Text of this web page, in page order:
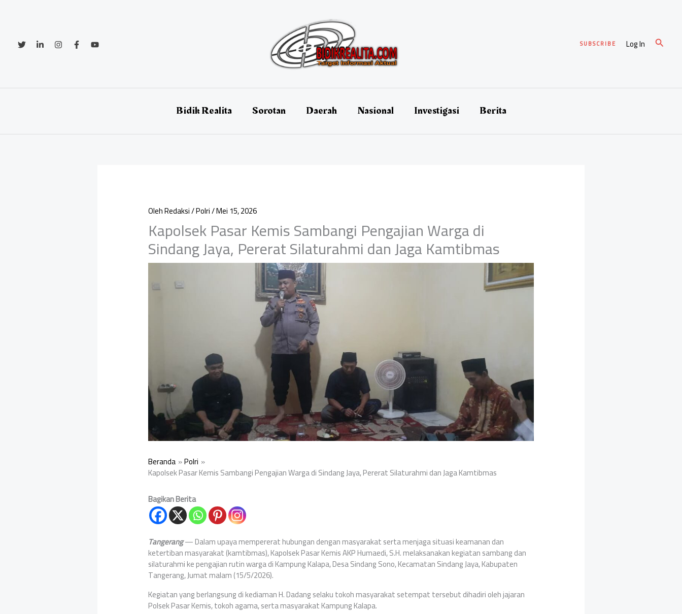
SUBSCRIBE Log In Cari
Bidik Realita Sorotan Daerah Nasional Investigasi Berita
OlehRedaksi/Polri/Mei 15, 2026
Kapolsek Pasar Kemis Sambangi Pengajian Warga di
Sindang Jaya, Pererat Silaturahmi dan Jaga Kamtibmas
Beranda Polri
Kapolsek Pasar Kemis Sambangi Pengajian Warga di Sindang Jaya, Pererat Silaturahmi dan Jaga Kamtibmas
Bagikan Berita
Tangerang— Dalam upaya mempererat hubungan dengan masyarakat serta menjaga situasi keamanan dan
ketertiban masyarakat (kamtibmas), Kapolsek Pasar Kemis AKP Humaedi, S.H. melaksanakan kegiatan sambang dan
silaturahmi ke pengajian rutin warga di Kampung Kalapa, Desa Sindang Sono, Kecamatan Sindang Jaya, Kabupaten
Tangerang, Jumat malam (15/5/2026).
Kegiatan yang berlangsung di kediaman H. Dadang selaku tokoh masyarakat setempat tersebut dihadiri oleh jajaran
Polsek Pasar Kemis, tokoh agama, serta masyarakat Kampung Kalapa.